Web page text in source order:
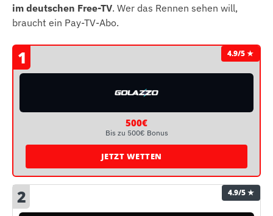
im deutschen Free-TV. Wer das Rennen sehen will,
braucht ein Pay-TV-Abo.
1 4.9/5 ★
500€
Bis zu 500€ Bonus
JETZT WETTEN
2 4.9/5 ★